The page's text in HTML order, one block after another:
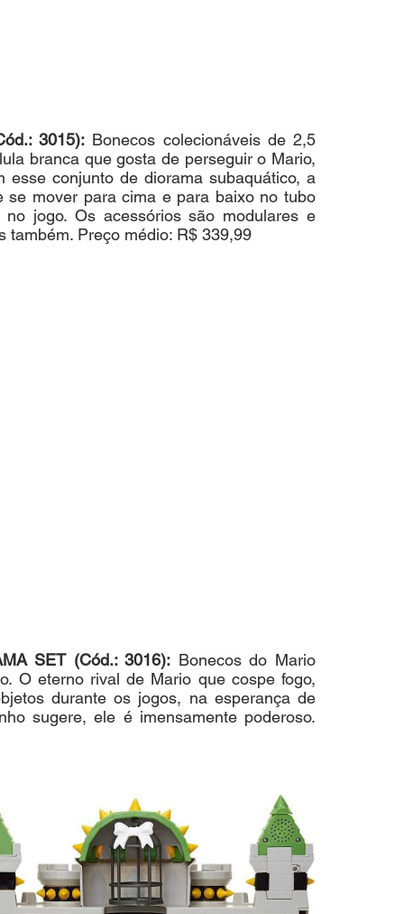
3015): Bonecos colecionáveis de 2,5
branca que gosta de perseguir o Mario,
conjunto de diorama subaquático, a
se mover para cima e para baixo no tubo
jogo. Os acessórios são modulares e
também. Preço médio: R$ 339,99
SET (Cód.: 3016): Bonecos do Mario
O eterno rival de Mario que cospe fogo,
durante os jogos, na esperança de
sugere, ele é imensamente poderoso.